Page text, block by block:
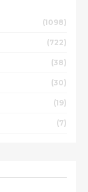
(1098)
(722)
(38)
(30)
(19)
(7)